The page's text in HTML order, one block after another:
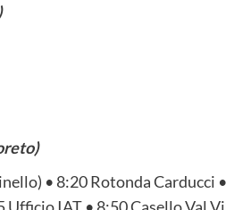
• 8:20 Rotonda Carducci